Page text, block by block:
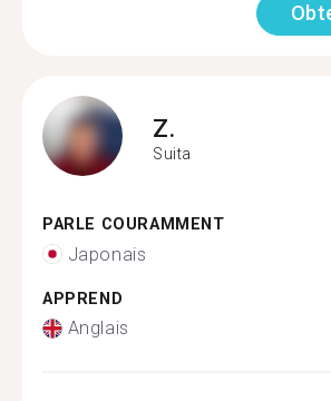
Z.
Suita
PARLE COURAMMENT
Japonais
APPREND
Anglais